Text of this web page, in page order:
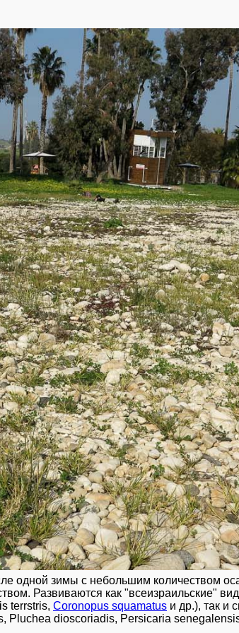
в Израиле (длина до 21 км, ширина до 12 км),
впадины после отступления моря, заполнявшего ее
из названий озера – Кинерет.
из которых примерно 730 находятся за пределами
Галилею и долину Хула. Но большую часть
начало на Хермоне, Дан, исток в Верхней
на Земле пресноводный проточный водоём,
очень широкая (например, Генисаретская
и южный берега озера относительно пологие.
упоминалось в египетских документах в XIII в.
хозяйственной деятельности человека с
процветающая городская цивилизация.
в основное водохранилище Израиля, и
в озере снизился. Вслед за Кинeретoм мелеет и
поверхности находится ниже отметки −422 м.
выращивать на побережье Кинерета бананы,
(в христианской традиции «рыба святого Петра»).
сардинка (Acanthobrama terrae-sanctae).
упоминаемые в Талмуде и Новом завете, привлекают
достопримечательностей: древний
озеро располагается парк развлечений «Парк
в описании ГТ), долина и верховья которого
сад»).
одной зимы с небольшим количеством
Развиваются как "всеизраильские"
terrstris, Coronopus squamatus и др.), так и
Pluchea dioscoriadis, Persicaria